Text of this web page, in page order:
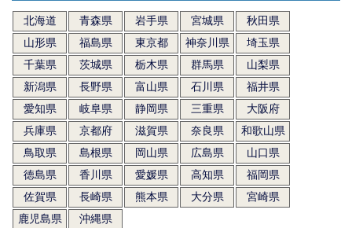
北海道 青森県 岩手県 宮城県
秋田県
山形県
福島県 東京都 神奈川県
埼玉県
千葉県
茨城県 栃木県 群馬県
山梨県
新潟県
長野県 富山県 石川県
福井県
愛知県
岐阜県 静岡県 三重県
大阪府
兵庫県
京都府 滋賀県 奈良県
和歌山県
鳥取県
島根県 岡山県 広島県
山口県
徳島県
香川県 愛媛県 高知県
福岡県
佐賀県
長崎県 熊本県 大分県
宮崎県
鹿児島県
沖縄県